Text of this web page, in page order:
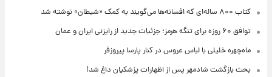
کتاب ۸۰۰ ساله‌ای که افسانه‌ها می‌گویند به کمک «شیطان» نوشته شد
توافق ۶۰ روزه برای تنگه هرمز؛ جزئیات جدید از رایزنی ایران و عمان
ماه‌چهره خلیلی با لباس عروس در کنار پارسا پیروزفر
بحث بازگشت شادمهر پس از اظهارات پزشکیان داغ شد!